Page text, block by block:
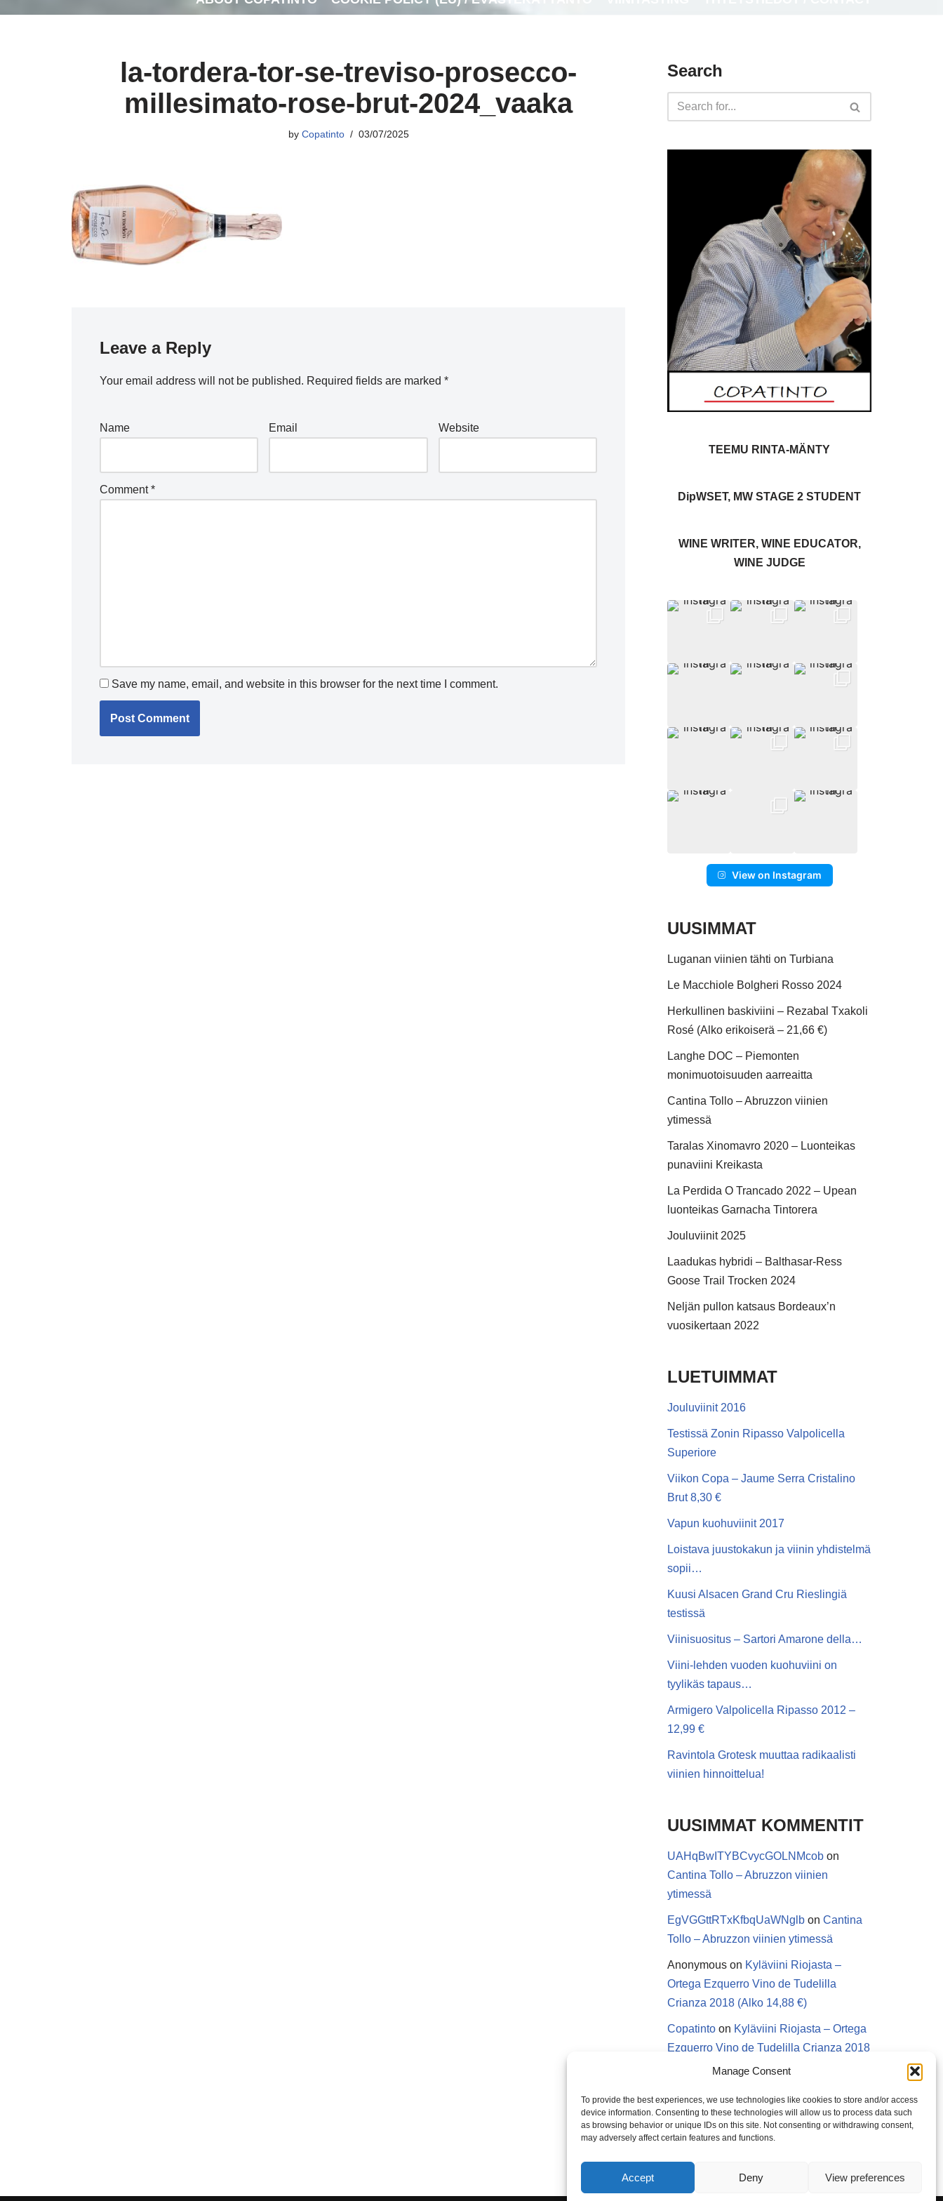
Manage Consent
To provide the best experiences, we use technologies like cookies to store and/or access
device information. Consenting to these technologies will allow us to process data such
as browsing behavior or unique IDs on this site. Not consenting or withdrawing consent,
may adversely affect certain features and functions.
Accept Deny View preferences
la-tordera-tor-se-treviso-prosecco-
millesimato-rose-brut-2024_vaaka
by Copatinto 03/07/2025
Leave a Reply
Your email address will not be published. Required fields are marked *
Name Email Website
Comment*
Save my name, email, and website in this browser for the next time I comment.
Search
TEEMU RINTA-MÄNTY
DipWSET, MW STAGE 2 STUDENT
WINE WRITER, WINE EDUCATOR,
WINE JUDGE
View on Instagram
UUSIMMAT
Luganan viinien tähti on Turbiana
Le Macchiole Bolgheri Rosso 2024
Herkullinen baskiviini – Rezabal Txakoli
Rosé (Alko erikoiserä – 21,66 €)
Langhe DOC – Piemonten
monimuotoisuuden aarreaitta
Cantina Tollo – Abruzzon viinien
ytimessä
Taralas Xinomavro 2020 – Luonteikas
punaviini Kreikasta
La Perdida O Trancado 2022 – Upean
luonteikas Garnacha Tintorera
Jouluviinit 2025
Laadukas hybridi – Balthasar-Ress
Goose Trail Trocken 2024
Neljän pullon katsaus Bordeaux’n
vuosikertaan 2022
LUETUIMMAT
Jouluviinit 2016
Testissä Zonin Ripasso Valpolicella
Superiore
Viikon Copa – Jaume Serra Cristalino
Brut 8,30 €
Vapun kuohuviinit 2017
Loistava juustokakun ja viinin yhdistelmä
sopii…
Kuusi Alsacen Grand Cru Rieslingiä
testissä
Viinisuositus – Sartori Amarone della…
Viini-lehden vuoden kuohuviini on
tyylikäs tapaus…
Armigero Valpolicella Ripasso 2012 –
12,99 €
Ravintola Grotesk muuttaa radikaalisti
viinien hinnoittelua!
UUSIMMAT KOMMENTIT
UAHqBwITYBCvycGOLNMcob on
Cantina Tollo – Abruzzon viinien
ytimessä
EgVGGttRTxKfbqUaWNglb on Cantina
Tollo – Abruzzon viinien ytimessä
Anonymous on Kyläviini Riojasta –
Ortega Ezquerro Vino de Tudelilla
Crianza 2018 (Alko 14,88 €)
Copatinto on Kyläviini Riojasta – Ortega
Ezquerro Vino de Tudelilla Crianza 2018
(Alko 14,88 €)
Riojasta – Ortega Ezquerro Vino de
Tudelilla Crianza 2018 (Alko 14,88 €)